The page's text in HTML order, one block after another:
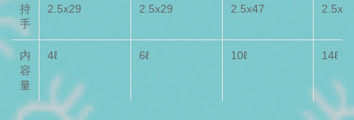
持
手
2.5x29 2.5x29 2.5x47
内
容
量
4ℓ 6ℓ 10ℓ 14ℓ